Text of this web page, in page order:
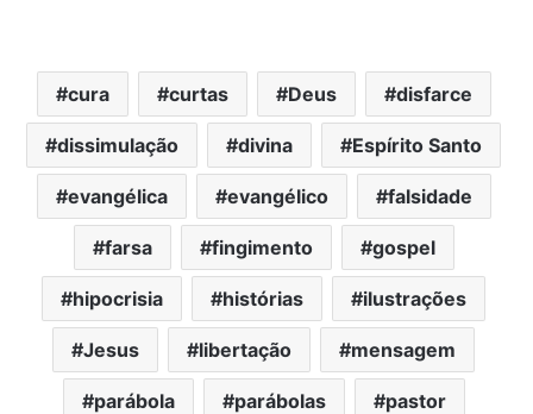
cura curtas Deus disfarce
dissimulação divina Espírito Santo
evangélica evangélico falsidade
farsa fingimento gospel
hipocrisia histórias ilustrações
Jesus libertação mensagem
parábola parábolas pastor